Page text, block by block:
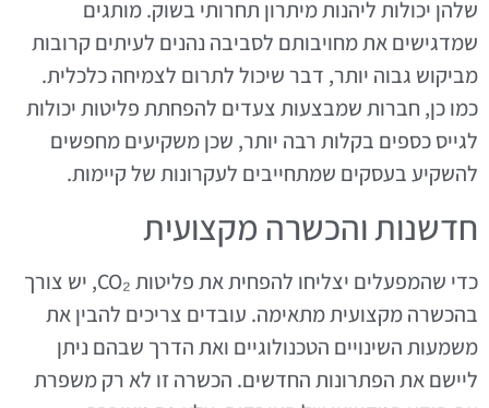
שלהן יכולות ליהנות מיתרון תחרותי בשוק. מותגים
שמדגישים את מחויבותם לסביבה נהנים לעיתים קרובות
מביקוש גבוה יותר, דבר שיכול לתרום לצמיחה כלכלית.
כמו כן, חברות שמבצעות צעדים להפחתת פליטות יכולות
לגייס כספים בקלות רבה יותר, שכן משקיעים מחפשים
להשקיע בעסקים שמתחייבים לעקרונות של קיימות.
חדשנות והכשרה מקצועית
כדי שהמפעלים יצליחו להפחית את פליטות CO₂, יש צורך
בהכשרה מקצועית מתאימה. עובדים צריכים להבין את
משמעות השינויים הטכנולוגיים ואת הדרך שבהם ניתן
ליישם את הפתרונות החדשים. הכשרה זו לא רק משפרת